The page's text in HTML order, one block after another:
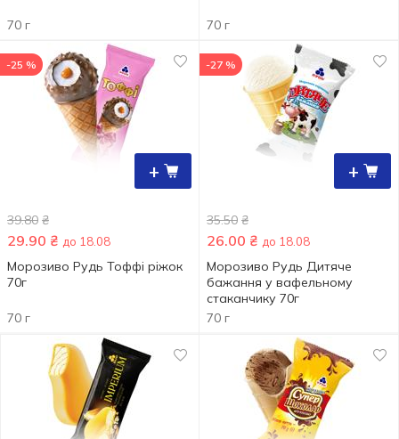
70 г 70 г
+
-25 %
39.80 ₴
29.90 ₴ до 18.08
Морозиво Рудь Тоффі ріжок
70г
70 г
+
-27 %
35.50 ₴
26.00 ₴ до 18.08
Морозиво Рудь Дитяче
бажання у вафельному
стаканчику 70г
70 г